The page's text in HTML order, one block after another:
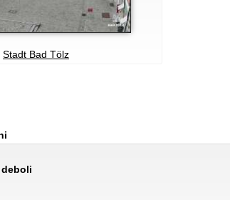
Stadt Bad Tölz